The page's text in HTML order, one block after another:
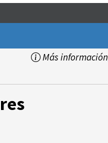
Más información